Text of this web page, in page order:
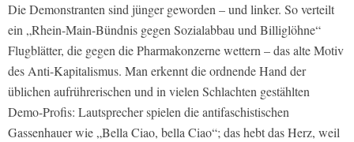
Die Demonstranten sind jünger geworden – und linker. So verteilt
ein „Rhein-Main-Bündnis gegen Sozialabbau und Billiglöhne“
Flugblätter, die gegen die Pharmakonzerne wettern – das alte Motiv
des Anti-Kapitalismus. Man erkennt die ordnende Hand der
üblichen aufrührerischen und in vielen Schlachten gestählten
Demo-Profis: Lautsprecher spielen die antifaschistischen
Gassenhauer wie „Bella Ciao, bella Ciao“; das hebt das Herz, weil